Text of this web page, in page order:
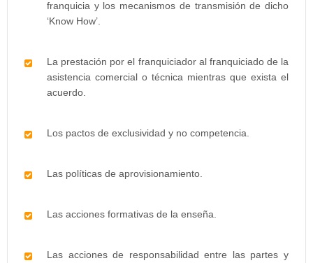
franquicia y los mecanismos de transmisión de dicho
‘Know How’.
La prestación por el franquiciador al franquiciado de la
asistencia comercial o técnica mientras que exista el
acuerdo.
Los pactos de exclusividad y no competencia.
Las políticas de aprovisionamiento.
Las acciones formativas de la enseña.
Las acciones de responsabilidad entre las partes y